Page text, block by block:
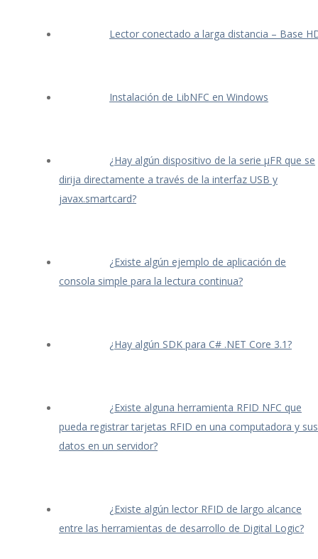
Lector conectado a larga distancia – Base
Instalación de LibNFC en Windows
¿Hay algún dispositivo de la serie μFR que se
dirija directamente a través de la interfaz USB y
javax.smartcard?
¿Existe algún ejemplo de aplicación de
consola simple para la lectura continua?
¿Hay algún SDK para C# .NET Core 3.1?
¿Existe alguna herramienta RFID NFC que
pueda registrar tarjetas RFID en una computadora y sus
datos en un servidor?
¿Existe algún lector RFID de largo alcance
entre las herramientas de desarrollo de Digital Logic?